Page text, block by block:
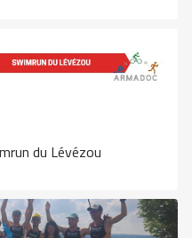
du Lévézou